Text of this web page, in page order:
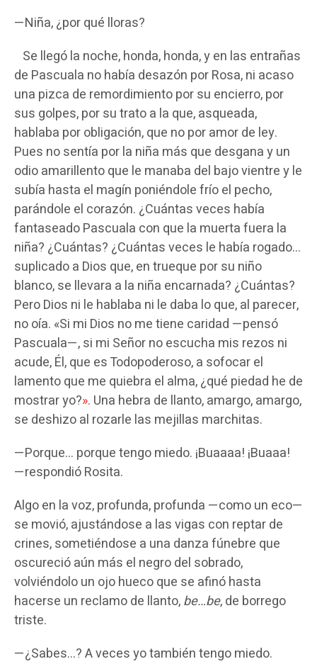
—Niña, ¿por qué lloras?
Se llegó la noche, honda, honda, y en las entrañas
de Pascuala no había desazón por Rosa, ni acaso
una pizca de remordimiento por su encierro, por
sus golpes, por su trato a la que, asqueada,
hablaba por obligación, que no por amor de ley.
Pues no sentía por la niña más que desgana y un
odio amarillento que le manaba del bajo vientre y le
subía hasta el magín poniéndole frío el pecho,
parándole el corazón. ¿Cuántas veces había
fantaseado Pascuala con que la muerta fuera la
niña? ¿Cuántas? ¿Cuántas veces le había rogado…
suplicado a Dios que, en trueque por su niño
blanco, se llevara a la niña encarnada? ¿Cuántas?
Pero Dios ni le hablaba ni le daba lo que, al parecer,
no oía. «Si mi Dios no me tiene caridad —pensó
Pascuala—, si mi Señor no escucha mis rezos ni
acude, Él, que es Todopoderoso, a sofocar el
lamento que me quiebra el alma, ¿qué piedad he de
mostrar yo?». Una hebra de llanto, amargo, amargo,
se deshizo al rozarle las mejillas marchitas.
—Porque… porque tengo miedo. ¡Buaaaa! ¡Buaaa!
—respondió Rosita.
Algo en la voz, profunda, profunda —como un eco—
se movió, ajustándose a las vigas con reptar de
crines, sometiéndose a una danza fúnebre que
oscureció aún más el negro del sobrado,
volviéndolo un ojo hueco que se afinó hasta
hacerse un reclamo de llanto,be…be, de borrego
triste.
—¿Sabes…? A veces yo también tengo miedo.